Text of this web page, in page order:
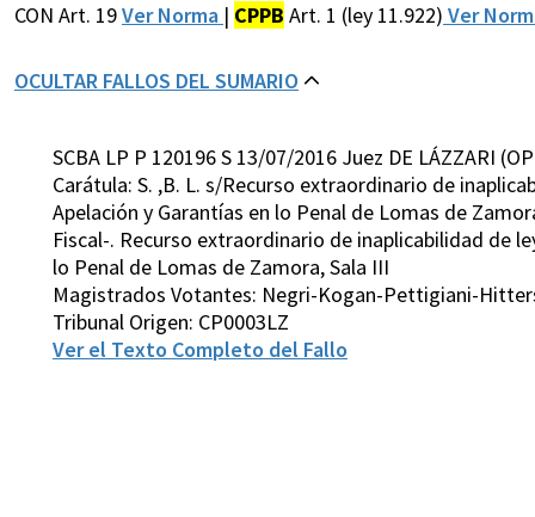
CON Art. 19Ver Norma | CPPB Art. 1 (ley 11.922) Ver
OCULTAR FALLOS DEL SUMARIO
SCBA LP P 120196 S 13/07/2016 Juez DE LÁZZARI
Carátula: S. ,B. L. s/Recurso extraordinario de
Apelación y Garantías en lo Penal de Lomas de
Fiscal-. Recurso extraordinario de inaplicabilidad de
lo Penal de Lomas de Zamora, Sala III
Magistrados Votantes: Negri-Kogan-Pettigiani-
Tribunal Origen: CP0003LZ
Ver el Texto Completo del Fallo